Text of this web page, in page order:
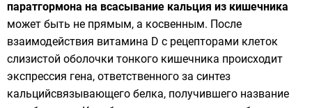
паратгормона на всасывание кальция из кишечника
может быть не прямым, а косвенным. После
взаимодействия витамина D с рецепторами клеток
слизистой оболочки тонкого кишечника происходит
экспрессия гена, ответственного за синтез
кальцийсвязывающего белка, получившего название